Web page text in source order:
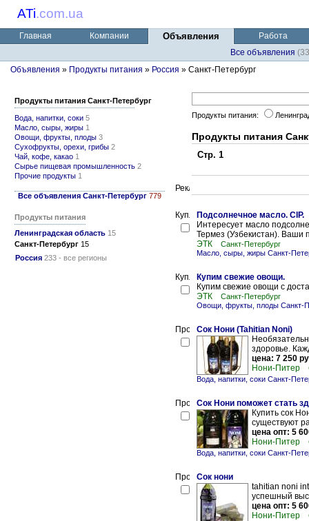
ATi.com.ua
Главная Компании Объявления
Работа
Все объявления
Объявления » Продукты питания » Россия » Санкт-Петербург
Продукты питания Санкт-Петербург
Вода, напитки, соки 5
Масло, сыры, жиры 1
Овощи, фрукты, плоды 3
Сухофрукты, орехи, грибы 2
Чай, кофе, какао 1
Сырье пищевая промышленность 2
Прочие продукты 1
Все объявления Санкт-Петербург 779
Продукты питания
Ленинградская область 15
Санкт-Петербург 15
Россия 233 - все регионы
Продукты питания:
Продукты питания
Стр. 1
Подсолнечное масло. CIP.
Интересует масло
Термез (Узбекистан). Ваши
ЭТК
Санкт-Петербург
Масло, сыры, жиры Санкт-
Купим свежие овощи.
Купим свежие овощи с
ЭТК
Санкт-Петербург
Овощи, фрукты, плоды Санкт-
Cок Нони (Tahitian Noni)
здоровье.
цена: 7 250
Нони-Питер
Вода, напитки, соки Санкт-
Сок Нони поможет стать
Купить сок
существуют
цена опт: 5
Нони-Питер
Вода, напитки, соки Санкт-
Сок нони
tahitian noni
успешный
цена опт: 5
Нони-Питер